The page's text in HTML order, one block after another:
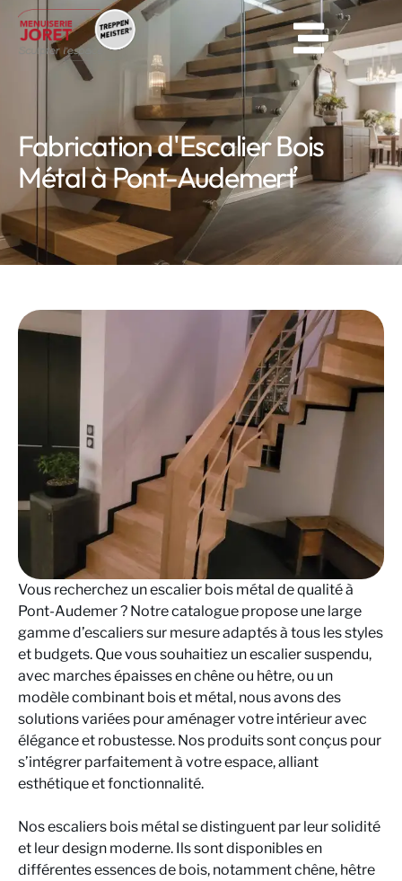
Fabrication d'Escalier Bois
Métal à Pont-Audemerť
Vous recherchez un escalier bois métal de qualité à
Pont-Audemer ? Notre catalogue propose une large
gamme d’escaliers sur mesure adaptés à tous les styles
et budgets. Que vous souhaitiez un escalier suspendu,
avec marches épaisses en chêne ou hêtre, ou un
modèle combinant bois et métal, nous avons des
solutions variées pour aménager votre intérieur avec
élégance et robustesse. Nos produits sont conçus pour
s’intégrer parfaitement à votre espace, alliant
esthétique et fonctionnalité.
Nos escaliers bois métal se distinguent par leur solidité
et leur design moderne. Ils sont disponibles en
différentes essences de bois, notamment chêne, hêtre